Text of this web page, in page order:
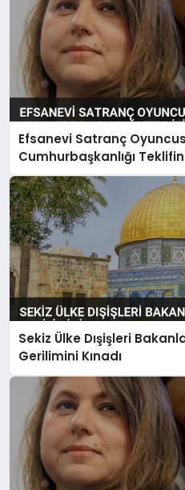
Efsanevi Satranç
Cumhurbaşkanlığı
Sekiz Ülke Dışişleri
Gerilimini Kınadı